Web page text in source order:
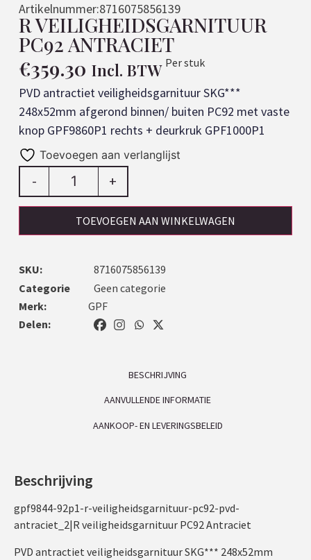
Artikelnummer:8716075856139
R VEILIGHEIDSGARNITUUR
PC92 ANTRACIET
€359.30 Incl. BTW Per stuk
PVD antractiet veiligheidsgarnituur SKG***
248x52mm afgerond binnen/ buiten PC92 met vaste
knop GPF9860P1 rechts + deurkruk GPF1000P1
Toevoegen aan verlanglijst
- +
TOEVOEGEN AAN WINKELWAGEN
SKU:
8716075856139
Categorie
Geen categorie
Merk:
GPF
Delen:
BESCHRIJVING
AANVULLENDE INFORMATIE
AANKOOP- EN LEVERINGSBELEID
Beschrijving
gpf9844-92p1-r-veiligheidsgarnituur-pc92-pvd-
antraciet_2|R veiligheidsgarnituur PC92 Antraciet
PVD antractiet veiligheidsgarnituur SKG*** 248x52mm